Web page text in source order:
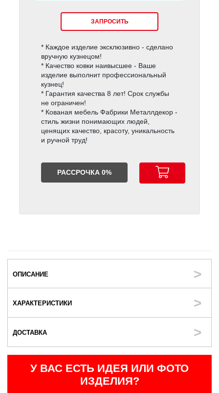
ЗАПРОСИТЬ
* Каждое изделие эксклюзивно - сделано
вручную кузнецом!
* Качество ковки наивысшее - Ваше
изделие выполнит профессиональный
кузнец!
* Гарантия качества 8 лет! Срок службы
не ограничен!
* Кованая мебель Фабрики Металлдекор -
стиль жизни понимающих людей,
ценящих качество, красоту, уникальность
и ручной труд!
РАССРОЧКА 0%
ОПИСАНИЕ
ХАРАКТЕРИСТИКИ
ДОСТАВКА
У ВАС ЕСТЬ ИДЕЯ ИЛИ ФОТО
ИЗДЕЛИЯ?